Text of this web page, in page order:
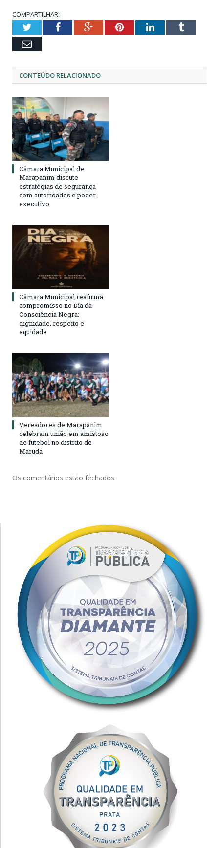
COMPARTILHAR:
TwitterFacebookGoogle+PinterestLinkedInTumblr
Email
CONTEÚDO RELACIONADO
Câmara Municipal de
Marapanim discute
estratégias de segurança
com autoridades e poder
executivo
Câmara Municipal reafirma
compromisso no Dia da
Consciência Negra:
dignidade, respeito e
equidade
Vereadores de Marapanim
celebram união em amistoso
de futebol no distrito de
Marudá
Os comentários estão fechados.